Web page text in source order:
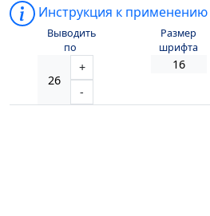
Инструкция к применению
Выводить
по
+
-
Размер
шрифта